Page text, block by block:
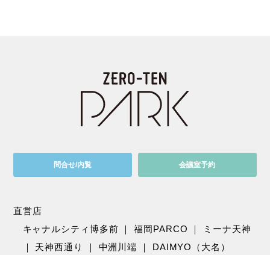
問合せ/内覧 会議室予約
直営店
キャナルシティ博多前 ｜福岡PARCO
ミーナ天神
天神西通り 中洲川端
DAIMYO（大名）